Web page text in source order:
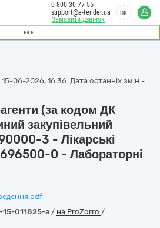
Замовити дзвінок
0 800 30 77 55
support@e-tender.ua
UK
06-2026, 16:36. Дата останніх змін -
(за кодом ДК
закупівельний
3 - Лікарські
0 - Лабораторні
011825-a / на ProZorro /